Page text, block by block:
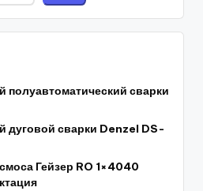
полуавтоматический сварки
дуговой сварки Denzel DS-
Гейзер RO 1×4040